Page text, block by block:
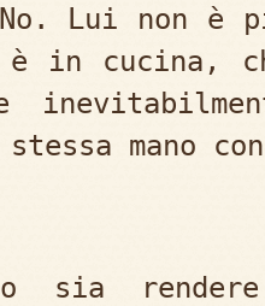
Lui non è
in cucina,
mano
sia